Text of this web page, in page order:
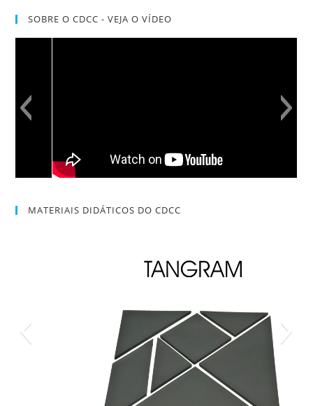
SOBRE O CDCC - VEJA O VÍDEO
MATERIAIS DIDÁTICOS DO CDCC